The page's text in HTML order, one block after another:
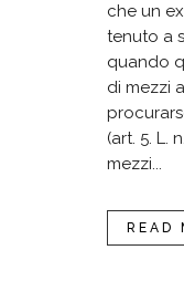
che un
tenuto a
quando
di mezzi
(art. 5. L.
mezzi...
READ